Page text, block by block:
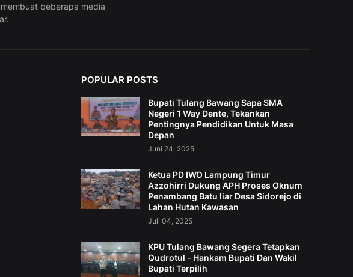
beberapa media
POPULAR POSTS
Bupati Tulang Bawang Sapa SMA
Negeri 1 Way Dente, Tekankan
Pentingnya Pendidikan Untuk Masa
Depan
Juni 24, 2025
Ketua PD IWO Lampung Timur
Azzohirri Dukung APH Proses Oknum
Penambang Batu liar Desa Sidorejo di
Lahan Hutan Kawasan
Juli 04, 2025
KPU Tulang Bawang Segera Tetapkan
Qudrotul - Hankam Bupati Dan Wakil
Bupati Terpilih